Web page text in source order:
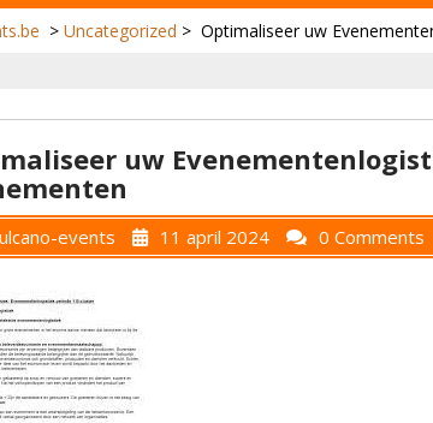
> Uncategorized > Optimaliseer uw
uw
events 11 april 2024 0 Comments